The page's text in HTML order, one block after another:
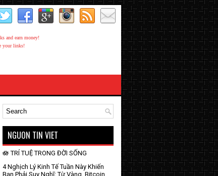
your links!
NGUON TIN VIET
🪷 TRÍ TUỆ TRONG ĐỜI SỐNG
4 Nghịch Lý Kinh Tế Tuần Này Khiến
Bạn Phải Suy Nghĩ: Từ Vàng, Bitcoin